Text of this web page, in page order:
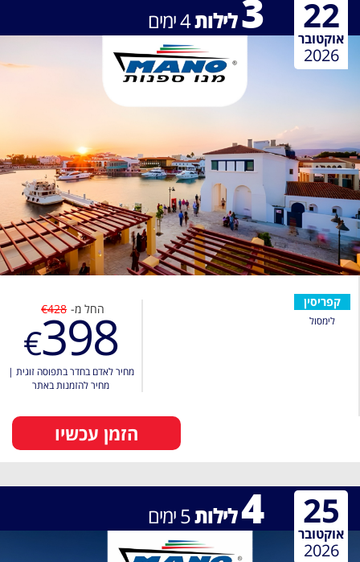
3לילות4ימים 22
אוקטובר
2026
קפריסין
לימסול
החל מ- €428
€398
מחיר לאדם בחדר בתפוסה זוגית |
מחיר להזמנות באתר
הזמן עכשיו
4לילות5ימים 25
אוקטובר
2026